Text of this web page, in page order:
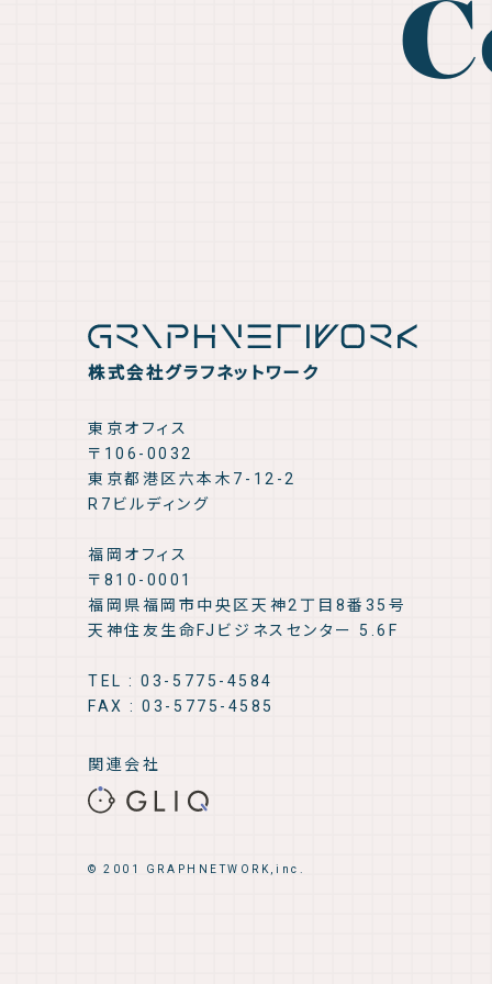
株式会社グラフネットワーク
東京オフィス
〒106-0032
東京都港区六本木7-12-2
R7ビルディング
福岡オフィス
〒810-0001
福岡県福岡市中央区天神2丁目8番35号
天神住友生命FJビジネスセンター 5.6F
TEL : 03-5775-4584
FAX : 03-5775-4585
関連会社
© 2001 GRAPHNETWORK,inc.